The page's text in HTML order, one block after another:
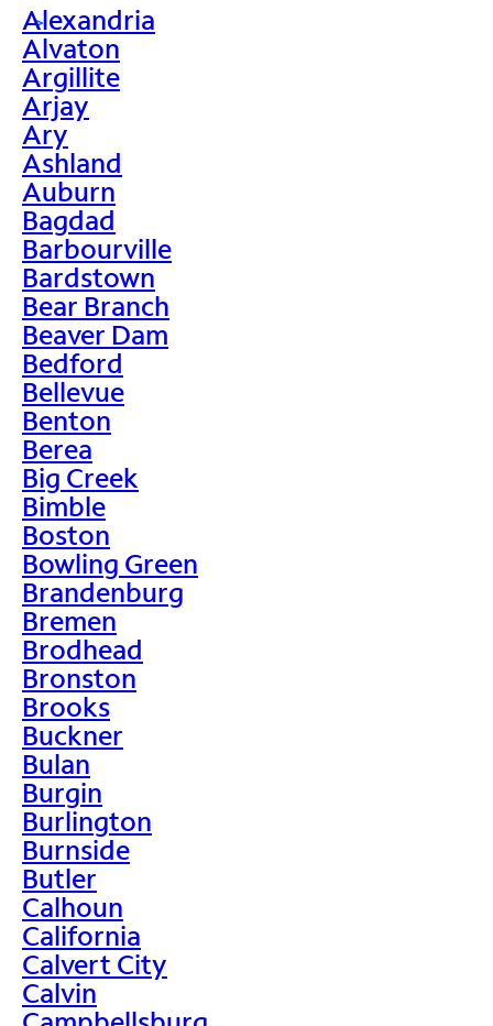
>
Alexandria
Alvaton
Argillite
Arjay
Ary
Ashland
Auburn
Bagdad
Barbourville
Bardstown
Bear Branch
Beaver Dam
Bedford
Bellevue
Benton
Berea
Big Creek
Bimble
Boston
Bowling Green
Brandenburg
Bremen
Brodhead
Bronston
Brooks
Buckner
Bulan
Burgin
Burlington
Burnside
Butler
Calhoun
California
Calvert City
Calvin